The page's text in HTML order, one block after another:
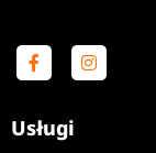
F
a
b
o
I
n
Usługi